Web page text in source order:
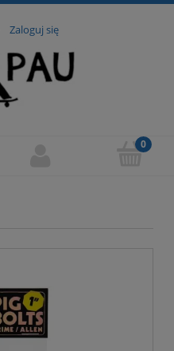
Zaloguj się